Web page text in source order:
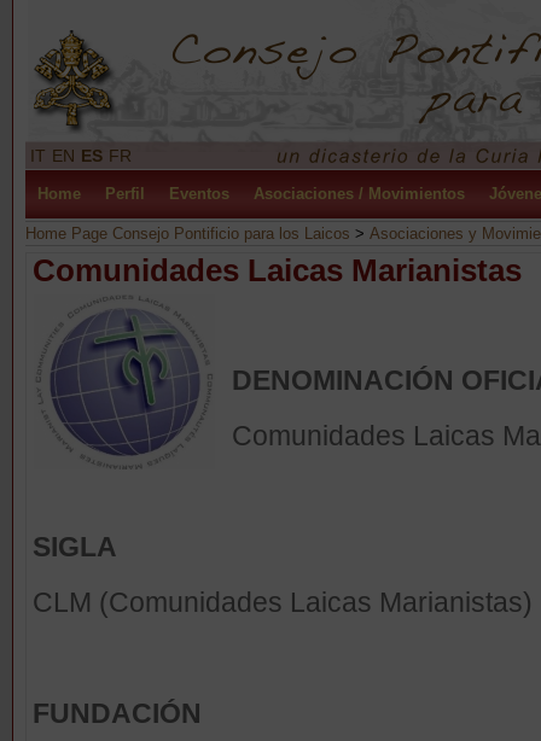
IT EN ES FR
Home Perfil Eventos Asociaciones / Movimientos
Home Page Consejo Pontificio para los Laicos > Asociaciones y
Comunidades Laicas Marianistas
DENOMINACIÓN
Comunidades Laicas
SIGLA
CLM (Comunidades Laicas Marianistas)
FUNDACIÓN